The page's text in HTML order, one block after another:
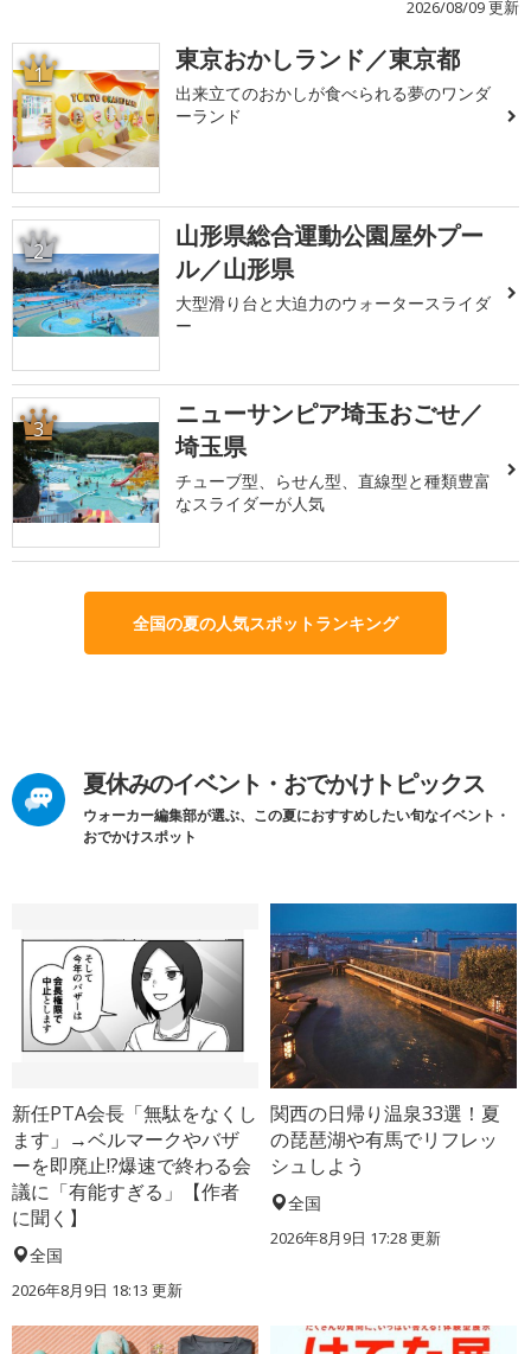
2026/08/09 更新
1 東京おかしランド／東京都
出来立てのおかしが食べられる夢のワンダ
ーランド
2
山形県総合運動公園屋外プー
ル／山形県
大型滑り台と大迫力のウォータースライダ
ー
3
ニューサンピア埼玉おごせ／
埼玉県
チューブ型、らせん型、直線型と種類豊富
なスライダーが人気
全国の夏の人気スポットランキング
夏休みのイベント・おでかけトピックス
ウォーカー編集部が選ぶ、この夏におすすめしたい旬なイベント・
おでかけスポット
新任PTA会長「無駄をなくし
ます」→ベルマークやバザ
ーを即廃止!?爆速で終わる会
議に「有能すぎる」【作者
に聞く】
全国
2026年8月9日 18:13 更新
関西の日帰り温泉33選！夏
の琵琶湖や有馬でリフレッ
シュしよう
全国
2026年8月9日 17:28更新